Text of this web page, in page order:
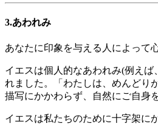
3.あわれみ
あなたに印象を与える人によって
イエスは個人的なあわれみ(例え
れました。「わたしは、めんどり
描写にかかわらず、自然にご自身
イエスは私たちのために十字架に